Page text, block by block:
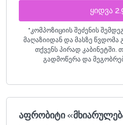
*კომპოზიციის შეძენის
მაღაზიიდან და მასზე
თქვენს პირად კაბინეტში.
გადმოწერა და
აფრობიტი